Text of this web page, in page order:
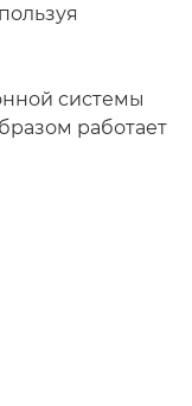
системы
работает